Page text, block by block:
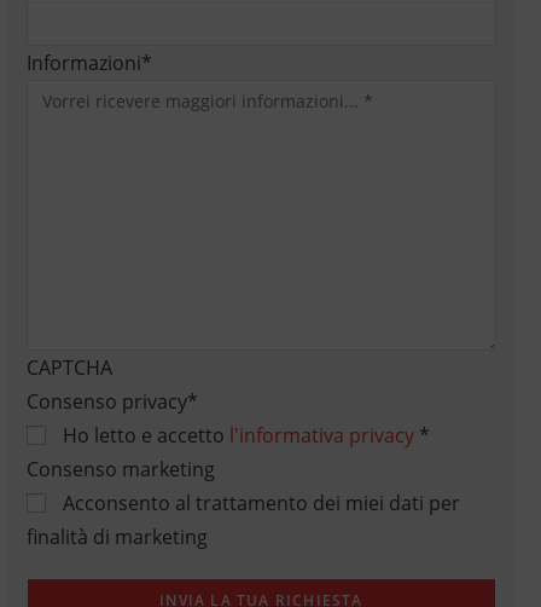
Informazioni*
CAPTCHA
Consenso privacy*
Ho letto e accetto l'informativa privacy*
Consenso marketing
Acconsento al trattamento dei miei dati per
finalità di marketing